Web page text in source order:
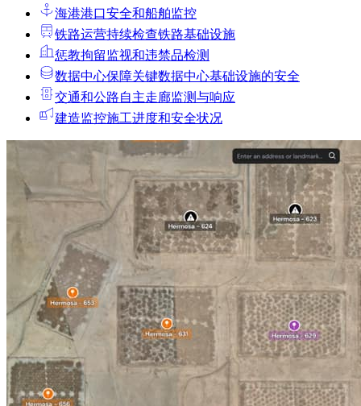
海港港口安全和船舶监控
铁路运营持续检查铁路基础设施
惩教拘留监视和违禁品检测
数据中心保障关键数据中心基础设施的安全
交通和公路自主走廊监测与响应
建造监控施工进度和安全状况